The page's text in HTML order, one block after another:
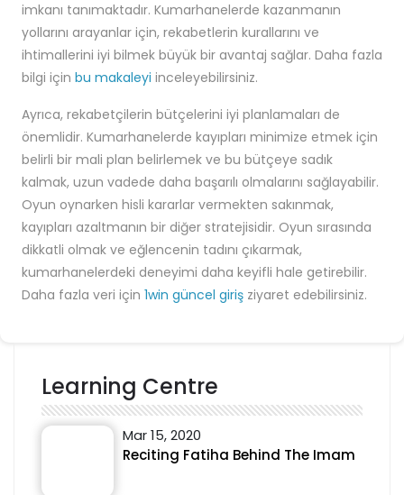
imkanı tanımaktadır. Kumarhanelerde kazanmanın
yollarını arayanlar için, rekabetlerin kurallarını ve
ihtimallerini iyi bilmek büyük bir avantaj sağlar. Daha fazla
bilgi için bu makaleyi inceleyebilirsiniz.
Ayrıca, rekabetçilerin bütçelerini iyi planlamaları de
önemlidir. Kumarhanelerde kayıpları minimize etmek için
belirli bir mali plan belirlemek ve bu bütçeye sadık
kalmak, uzun vadede daha başarılı olmalarını sağlayabilir.
Oyun oynarken hisli kararlar vermekten sakınmak,
kayıpları azaltmanın bir diğer stratejisidir. Oyun sırasında
dikkatli olmak ve eğlencenin tadını çıkarmak,
kumarhanelerdeki deneyimi daha keyifli hale getirebilir.
Daha fazla veri için 1win güncel giriş ziyaret edebilirsiniz.
Learning Centre
Mar 15, 2020
Reciting Fatiha Behind The Imam